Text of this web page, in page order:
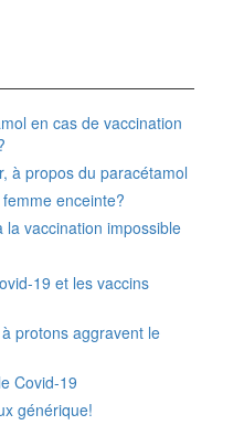
en cas de vaccination
à propos du paracétamol
enceinte?
vaccination impossible
19 et les vaccins
protons aggravent le
Covid-19
générique!